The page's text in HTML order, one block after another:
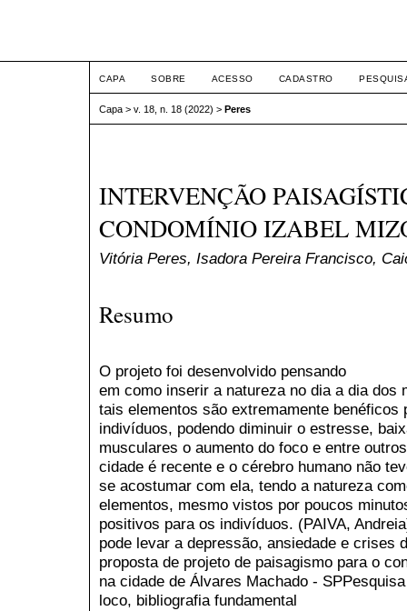
CAPA SOBRE ACESSO CADASTRO
Capa > v. 18, n. 18 (2022) > Peres
INTERVENÇÃO
CONDOMÍNIO IZABEL
Vitória Peres, Isadora Pereira Francisco,
Resumo
O projeto foi desenvolvido pensando
em como inserir a natureza no dia a dia dos
tais elementos são extremamente benéficos
indivíduos, podendo diminuir o estresse,
musculares o aumento do foco e entre
cidade é recente e o cérebro humano não
se acostumar com ela, tendo a natureza
elementos, mesmo vistos por poucos
positivos para os indivíduos. (PAIVA,
pode levar a depressão, ansiedade e crises
proposta de projeto de paisagismo para o
na cidade de Álvares Machado -
loco, bibliografia fundamental